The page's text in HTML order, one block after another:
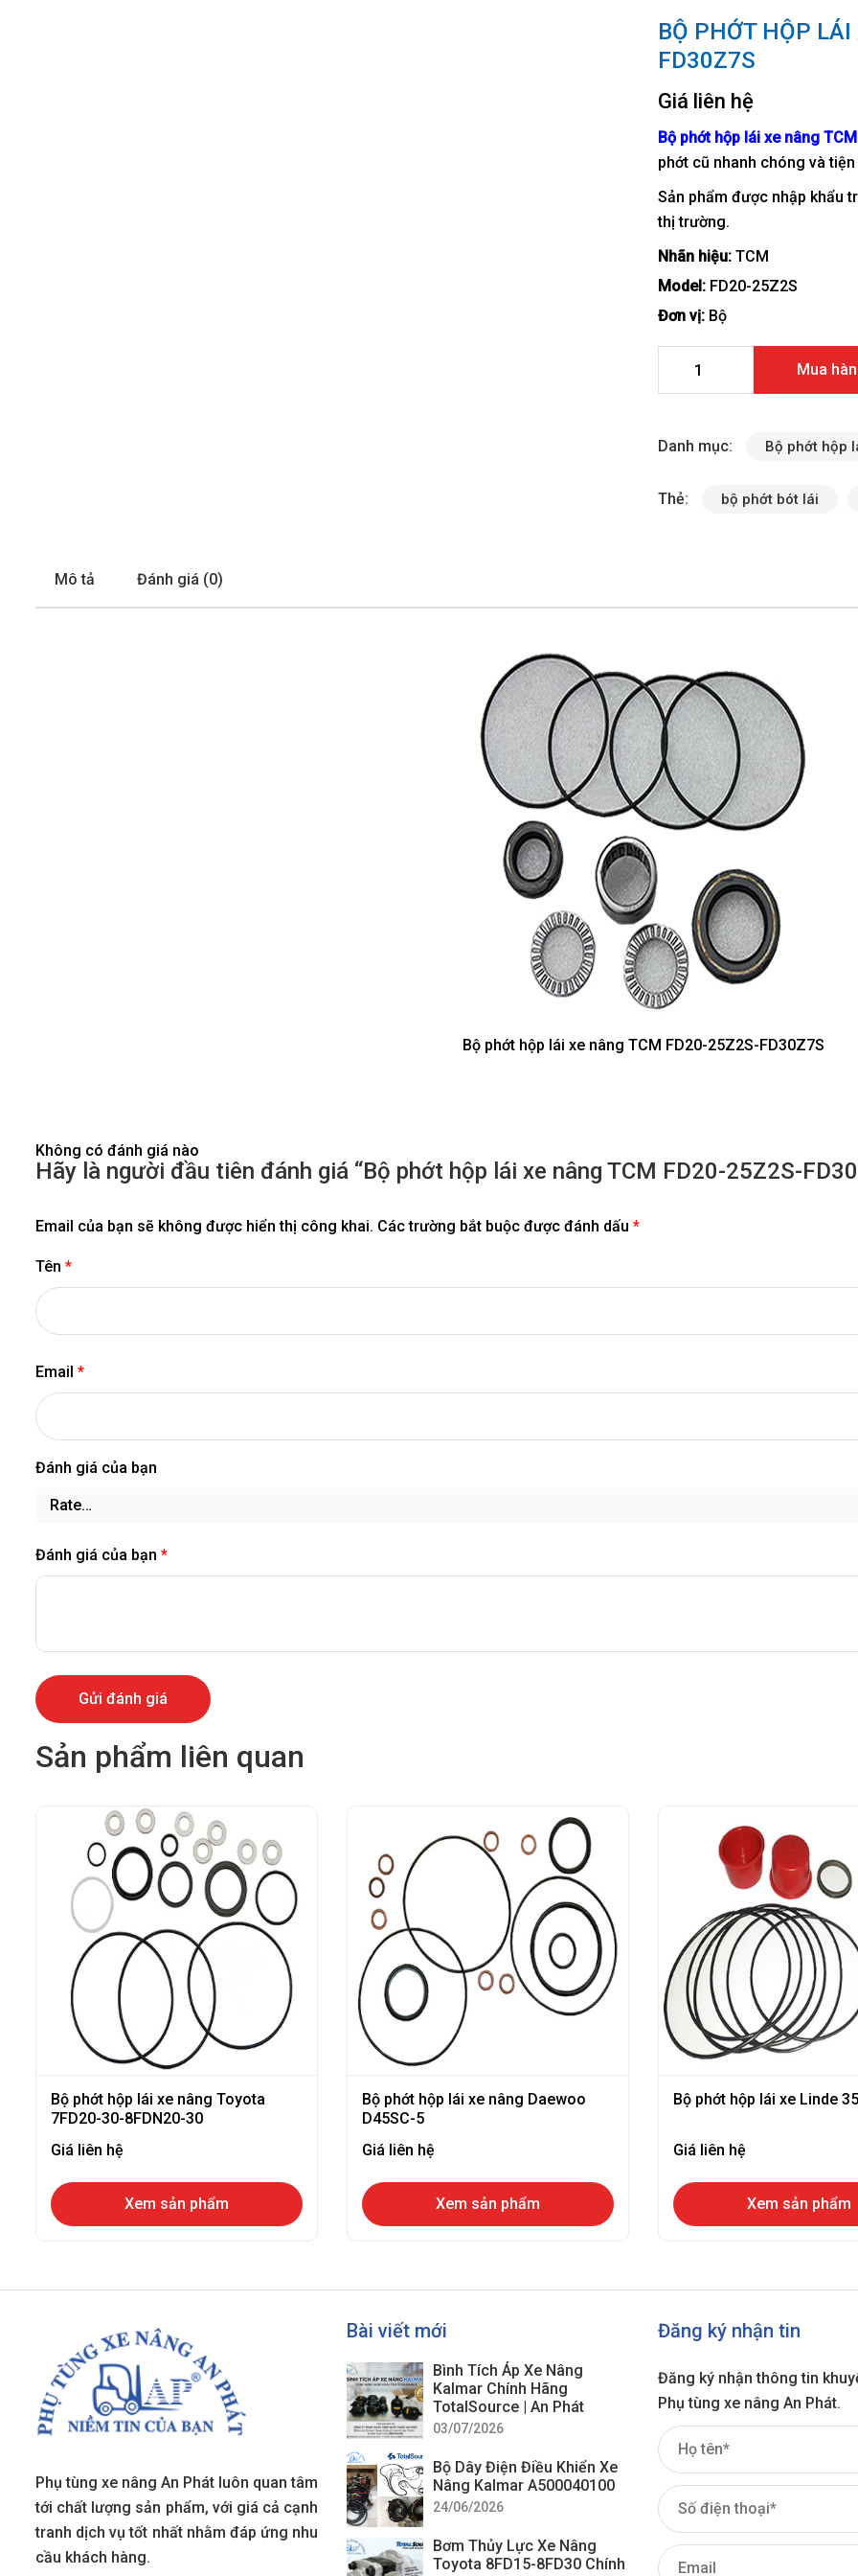
BỘ PHỚT HỘP
FD30Z7S
Giá liên hệ
Bộ phớt hộp lái xe nâng TCM
phớt cũ nhanh chóng và tiện
Sản phẩm được nhập khẩu
thị trường.
Nhãn hiệu: TCM
Model: FD20-25Z2S
Đơn vị: Bộ
Mua
Danh mục: Bộ phớt hộp
Thẻ: bộ phớt bót lái
Mô tả Đánh giá (0)
Bộ phớt hộp lái xe nâng TCM FD20-25Z2S-FD30Z7S
Không có đánh giá nào
Hãy là người đầu tiên đánh giá “Bộ phớt hộp lái xe nâng TCM FD20-25Z2S-
Email của bạn sẽ không được hiển thị công khai. Các trường bắt buộc được đánh dấu *
Tên *
Email *
Đánh giá của bạn
Đánh giá của bạn *
Sản phẩm liên quan
Bộ phớt hộp lái xe nâng Toyota
7FD20-30-8FDN20-30
Giá liên hệ
Xem sản phẩm
Bộ phớt hộp lái xe nâng Daewoo
D45SC-5
Giá liên hệ
Xem sản phẩm
Bộ phớt hộp lái xe Linde
Giá liên hệ
Xem sản phẩm
Phụ tùng xe nâng An Phát luôn quan tâm
tới chất lượng sản phẩm, với giá cả cạnh
tranh dịch vụ tốt nhất nhằm đáp ứng nhu
cầu khách hàng.
Bài viết mới
Bình Tích Áp Xe Nâng
Kalmar Chính Hãng
TotalSource | An Phát
03/07/2026
Bộ Dây Điện Điều Khiển Xe
Nâng Kalmar A500040100
24/06/2026
Bơm Thủy Lực Xe Nâng
Toyota 8FD15-8FD30 Chính
Đăng ký nhận tin
Đăng ký nhận thông tin
Phụ tùng xe nâng An Phát.